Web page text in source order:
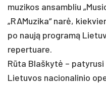
muzikos ansambliu
„RAMuzika“ narė,
po naują programą
repertuare.
Rūta Blaškytė –
Lietuvos nacionalinio